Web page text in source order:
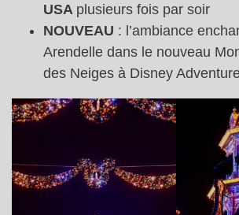
USA plusieurs fois par soir
NOUVEAU : l’ambiance
Arendelle dans le nouveau
des Neiges à Disney